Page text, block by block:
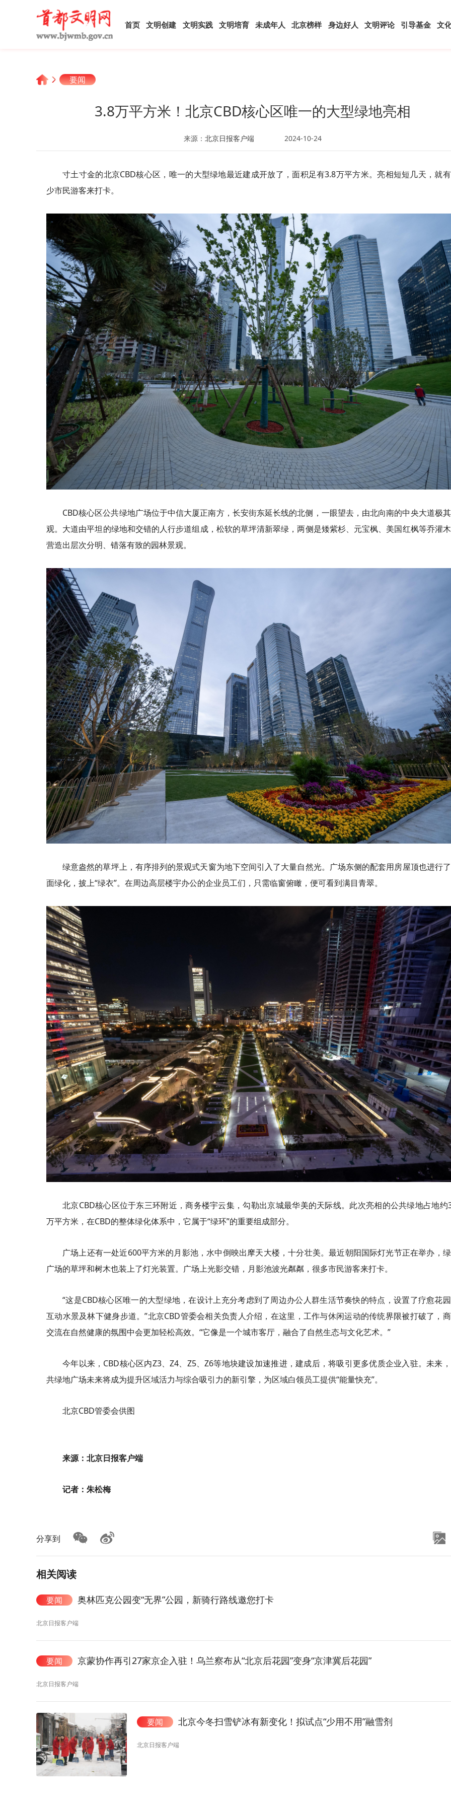
首页 文明创建 文明实践 文明培育 未成年人 北京榜样 身边好人 文明评论 引导基金 文
要闻
3.8万平方米！北京CBD核心区唯一的大型绿地亮相
来源： 北京日报客户端 2024-10-24
寸土寸金的北京CBD核心区，唯一的大型绿地最近建成开放了，面积足有3.8万平方米。亮相短短几天，就
少市民游客来打卡。
CBD核心区公共绿地广场位于中信大厦正南方，长安街东延长线的北侧，一眼望去，由北向南的中央大道极
观。大道由平坦的绿地和交错的人行步道组成，松软的草坪清新翠绿，两侧是矮紫杉、元宝枫、美国红枫等乔灌
营造出层次分明、错落有致的园林景观。
绿意盎然的草坪上，有序排列的景观式天窗为地下空间引入了大量自然光。广场东侧的配套用房屋顶也进行
面绿化，披上“绿衣”。在周边高层楼宇办公的企业员工们，只需临窗俯瞰，便可看到满目青翠。
北京CBD核心区位于东三环附近，商务楼宇云集，勾勒出京城最华美的天际线。此次亮相的公共绿地占地约
万平方米，在CBD的整体绿化体系中，它属于“绿环”的重要组成部分。
广场上还有一处近600平方米的月影池 ，水中倒映出摩天大楼，十分壮美。最近朝阳国际灯光节正在举办，
广场的草坪和树木也装上了灯光装置。广场上光影交错，月影池波光粼粼，很多市民游客来打卡。
“这是CBD核心区唯一的大型绿地，在设计上充分考虑到了周边办公人群生活节奏快的特点，设置了疗愈花
互动水景及林下健身步道。”北京CBD管委会相关负责人介绍，在这里，工作与休闲运动的传统界限被打破了，
交流在自然健康的氛围中会更加轻松高效。“它像是一个城市客厅，融合了自然生态与文化艺术。”
今年以来，CBD核心区内Z3、Z4、Z5、Z6等地块建设加速推进，建成后，将吸引更多优质企业入驻。未来
共绿地广场未来将成为提升区域活力与综合吸引力的新引擎，为区域白领员工提供“能量快充”。
北京CBD管委会供图
来源：北京日报客户端
记者：朱松梅
分享到
相关阅读
要闻 奥林匹克公园变“无界”公园，新骑行路线邀您打卡
北京日报客户端
要闻 京蒙协作再引27家京企入驻！乌兰察布从“北京后花园”变身“京津冀后花园”
北京日报客户端
要闻 北京今冬扫雪铲冰有新变化！拟试点“少用不用”融雪剂
北京日报客户端